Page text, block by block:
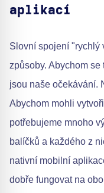
aplikací
Slovní spojení "rychlý
způsoby. Abychom
jsou naše očekávání.
Abychom mohli
potřebujeme mnoho
balíčků a každého z
nativní mobilní
dobře fungovat na